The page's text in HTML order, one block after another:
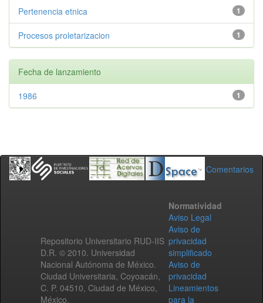
1
Pertenencia etnica
1
Procesos proletarizacion
Fecha de lanzamiento
1
1986
Comentarios
Repositorio Universitario RUD-IIS
D.R. © 2010. Universidad
Nacional Autónoma de México.
Ciudad Universitaria, Coyoacán,
C. P. 04510, Ciudad de México,
México.
Normatividad
Aviso Legal
Aviso de
privacidad
simplificado
Aviso de
privacidad
Lineamientos
para la